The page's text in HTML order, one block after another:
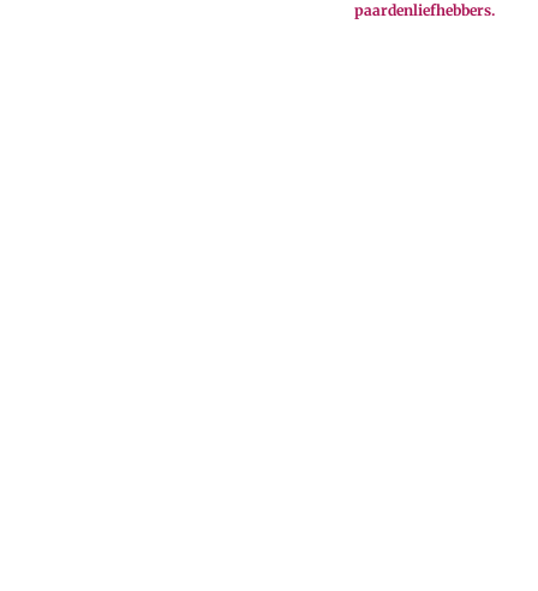
paardenliefhebbers.